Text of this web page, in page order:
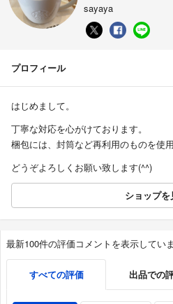
sayaya
プロフィール
はじめまして。
丁寧な対応を心がけております。
梱包には、封筒など再利用のものを使
どうぞよろしくお願い致します(^^)
ショップを
最新100件の評価コメントを表示してい
すべての評価 出品での